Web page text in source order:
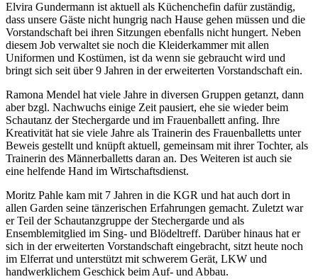
Elvira Gundermann ist aktuell als Küchenchefin dafür zuständig,
dass unsere Gäste nicht hungrig nach Hause gehen müssen und die
Vorstandschaft bei ihren Sitzungen ebenfalls nicht hungert. Neben
diesem Job verwaltet sie noch die Kleiderkammer mit allen
Uniformen und Kostümen, ist da wenn sie gebraucht wird und
bringt sich seit über 9 Jahren in der erweiterten Vorstandschaft ein.
Ramona Mendel hat viele Jahre in diversen Gruppen getanzt, dann
aber bzgl. Nachwuchs einige Zeit pausiert, ehe sie wieder beim
Schautanz der Stechergarde und im Frauenballett anfing. Ihre
Kreativität hat sie viele Jahre als Trainerin des Frauenballetts unter
Beweis gestellt und knüpft aktuell, gemeinsam mit ihrer Tochter, als
Trainerin des Männerballetts daran an. Des Weiteren ist auch sie
eine helfende Hand im Wirtschaftsdienst.
Moritz Pahle kam mit 7 Jahren in die KGR und hat auch dort in
allen Garden seine tänzerischen Erfahrungen gemacht. Zuletzt war
er Teil der Schautanzgruppe der Stechergarde und als
Ensemblemitglied im Sing- und Blödeltreff. Darüber hinaus hat er
sich in der erweiterten Vorstandschaft eingebracht, sitzt heute noch
im Elferrat und unterstützt mit schwerem Gerät, LKW und
handwerklichem Geschick beim Auf- und Abbau.